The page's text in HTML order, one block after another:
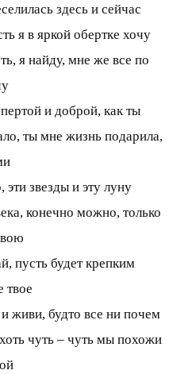
здесь и сейчас
я в яркой обертке хочу
я найду, мне же все по
и доброй, как ты
ты мне жизнь подарила,
эти звезды и эту луну
конечно можно, только
пусть будет крепким
твое
живи, будто все ни почем
чуть – чуть мы похожи